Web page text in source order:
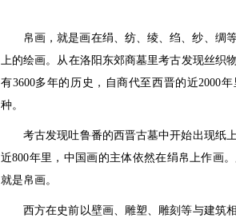
帛画，就是画在绢、纺、绫、绉、纱、绸
上的绘画。从在洛阳东郊商墓里考古发现丝织
有3600多年的历史，自商代至西晋的近2000
种。
考古发现吐鲁番的西晋古墓中开始出现纸
近800年里，中国画的主体依然在绢帛上作画
就是帛画。
西方在史前以壁画、雕塑、雕刻等与建筑